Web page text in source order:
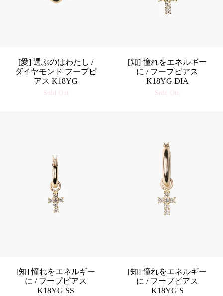
[愛] 選ぶのはわたし /
ダイヤモンド フープピ
アス K18YG
Sold Out
[知] 憧れをエネルギー
に / フープピアス
K18YG DIA
Sold Out
[知] 憧れをエネルギー
に / フープピアス
K18YG SS
[知] 憧れをエネルギー
に / フープピアス
K18YG S